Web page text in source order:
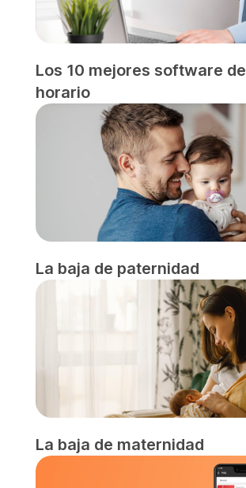
Los 10 mejores software
horario
La baja de paternidad
La baja de maternidad